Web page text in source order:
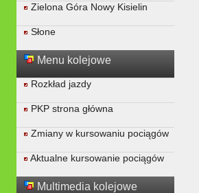
Zielona Góra Nowy Kisielin
Słone
Menu kolejowe
Rozkład jazdy
PKP strona główna
Zmiany w kursowaniu pociągów
Aktualne kursowanie pociągów
Multimedia kolejowe